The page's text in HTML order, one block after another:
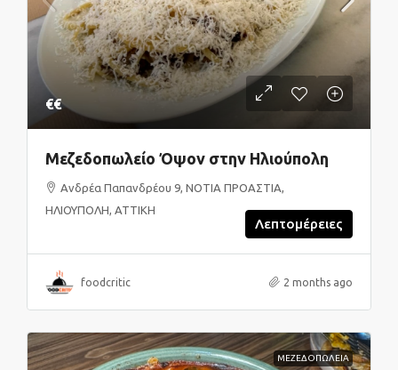
€€
Μεζεδοπωλείο Όψον στην Ηλιούπολη
Ανδρέα Παπανδρέου 9, ΝΟΤΙΑ ΠΡΟΑΣΤΙΑ,
ΗΛΙΟΥΠΟΛΗ, ΑΤΤΙΚΗ
Λεπτομέρειες
foodcritic 2 months ago
ΜΕΖΕΔΟΠΩΛΕΙΑ